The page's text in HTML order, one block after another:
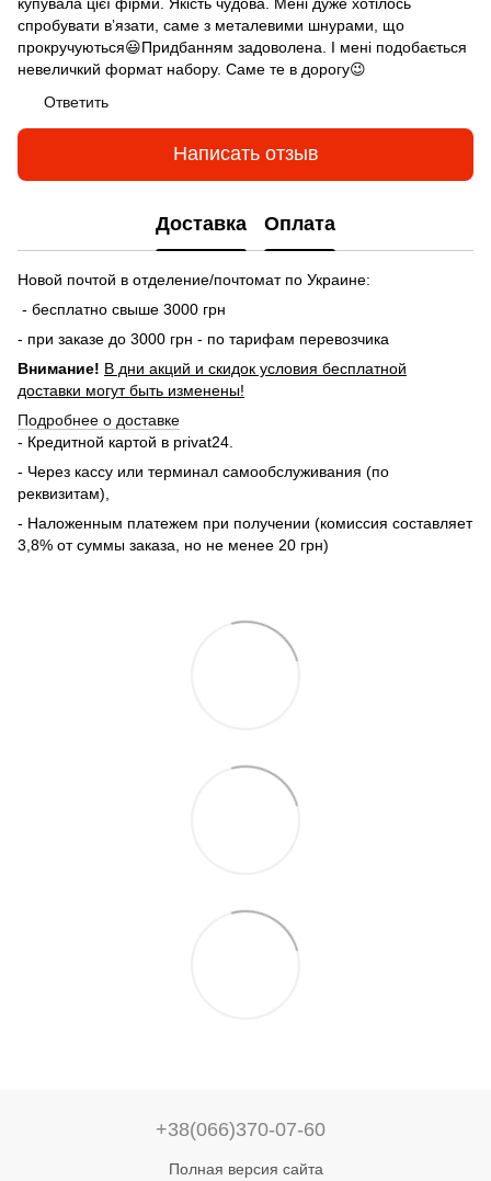
спробувати вʼязати, саме з металевими шнурами, що
прокручуються😃Придбанням задоволена. І мені подобається
невеличкий формат набору. Саме те в дорогу😉
Ответить
Написать отзыв
Доставка Оплата
Новой почтой в отделение/почтомат по Украине:
- бесплатно свыше 3000 грн
- при заказе до 3000 грн - по тарифам перевозчика
Внимание! В дни акций и скидок условия бесплатной
доставки могут быть изменены!
Подробнее о доставке
- Кредитной картой в privat24.
- Через кассу или терминал самообслуживания (по
реквизитам),
- Наложенным платежем при получении (комиссия составляет
3,8% от суммы заказа, но не менее 20 грн)
+38(066)370-07-60
Полная версия сайта